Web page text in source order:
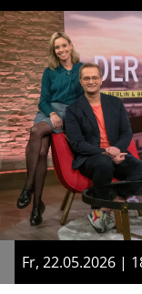
Fr, 22.05.2026 |